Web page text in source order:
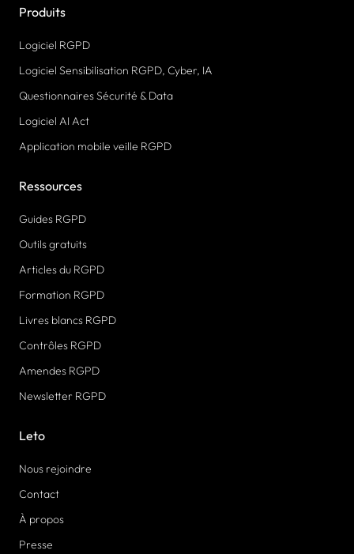
Produits
Logiciel RGPD
Logiciel Sensibilisation RGPD, Cyber, IA
Questionnaires Sécurité & Data
Logiciel AI Act
Application mobile veille RGPD
Ressources
Guides RGPD
Outils gratuits
Articles du RGPD
Formation RGPD
Livres blancs RGPD
Contrôles RGPD
Amendes RGPD
Newsletter RGPD
Leto
Nous rejoindre
Contact
À propos
Presse